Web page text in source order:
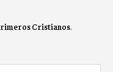
Cristianos.